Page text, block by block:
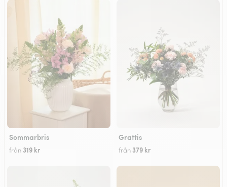
Sommarbris
från 319 kr
Grattis
från 379 kr